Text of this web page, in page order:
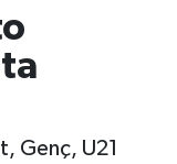
Genç, U21